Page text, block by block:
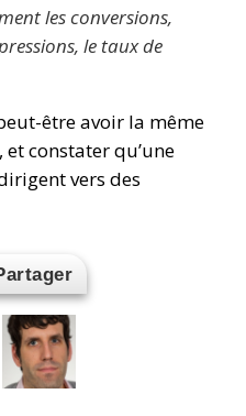
les conversions,
le taux de
être avoir la même
, et constater qu’une
vers des